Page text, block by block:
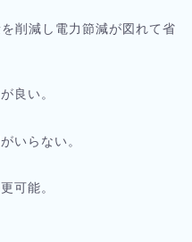
削減し電力節減が図れて省
良い。
いらない。
可能。